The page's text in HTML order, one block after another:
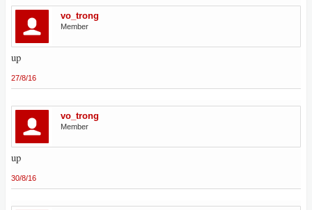
vo_trong
Member
up
27/8/16
vo_trong
Member
up
30/8/16